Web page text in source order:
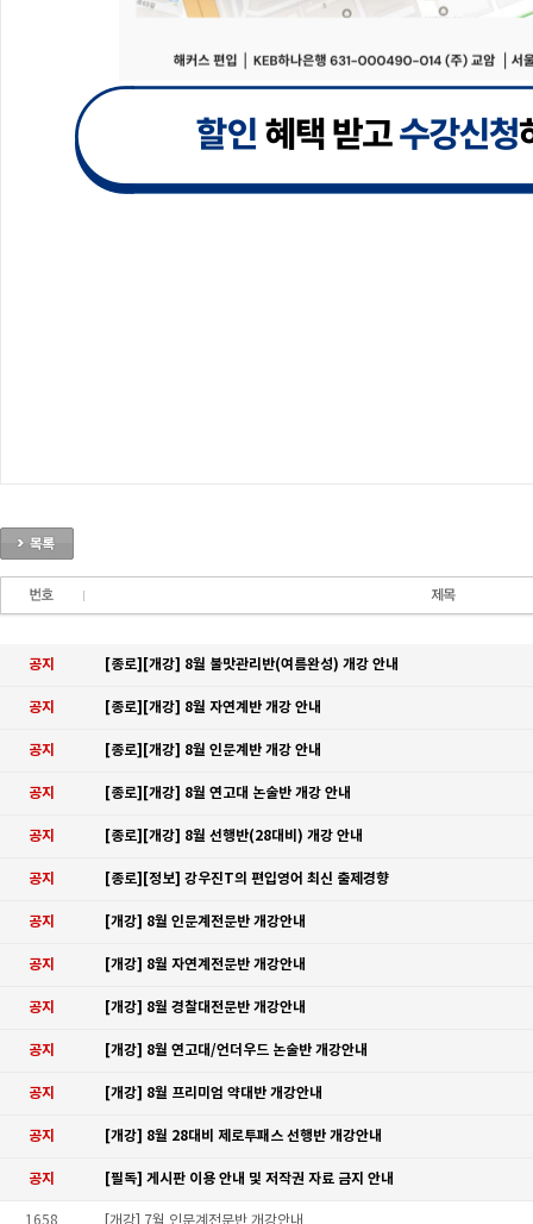
공지 [종로][개강] 8월 불맛관리반(여름완성) 개강 안내
공지 [종로][개강] 8월 자연계반 개강 안내
공지 [종로][개강] 8월 인문계반 개강 안내
공지 [종로][개강] 8월 연고대 논술반 개강 안내
공지 [종로][개강] 8월 선행반(28대비) 개강 안내
공지 [종로][정보] 강우진T의 편입영어 최신 출제경향
공지 [개강] 8월 인문계전문반 개강안내
공지 [개강] 8월 자연계전문반 개강안내
공지 [개강] 8월 경찰대전문반 개강안내
공지 [개강] 8월 연고대/언더우드 논술반 개강안내
공지 [개강] 8월 프리미엄 약대반 개강안내
공지 [개강] 8월 28대비 제로투패스 선행반 개강안내
공지 [필독] 게시판 이용 안내 및 저작권 자료 금지 안내